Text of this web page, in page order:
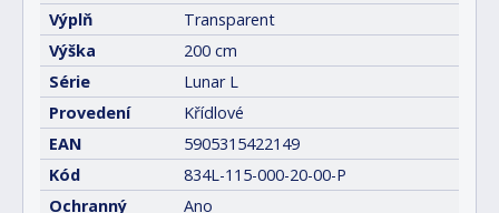
Výplň
Transparent
Výška
200 cm
Série
Lunar L
Provedení
Křídlové
EAN
5905315422149
Kód
834L-115-000-20-00-P
Ochranný
Ano